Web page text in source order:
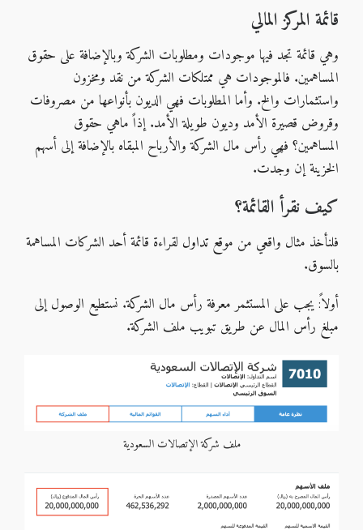
قائمة المركز المالي
وهي قائمة تجد فيها موجودات ومطلوبات الشركة وبالإضافة على حقوق
المساهمين. فالموجودات هي ممتلكات الشركة من نقد ومخزون
واستثمارات والخ. وأما المطلوبات فهي الديون بأنواعها من مصروفات
وقروض قصيرة الأمد وديون طويلة الأمد. إذاً ماهي حقوق
المساهمين؟ فهي رأس مال الشركة والأرباح المبقاه بالإضافة إلى أسهم
الخزينة إن وجدت.
كيف نقرأ القائمة؟
فلنأخذ مثال واقعي من موقع تداول لقراءة قائمة أحد الشركات المساهمة
بالسوق.
أولاً: يجب على المستثمر معرفة رأس مال الشركة. نستطيع الوصول إلى
مبلغ رأس المال عن طريق تبويب ملف الشركة.
ملف شركة الإتصالات السعودية